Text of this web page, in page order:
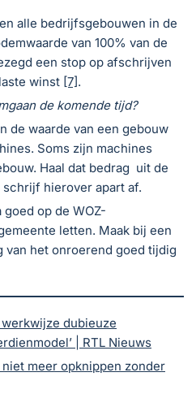
alle bedrijfsgebouwen in de
van 100% van de
een stop op afschrijven
winst [7].
de komende tijd?
de waarde van een gebouw
Soms zijn machines
Haal dat bedrag uit de
hierover apart af.
op de WOZ-
letten. Maak bij een
van het onroerend goed tijdig
dubieuze
| RTL Nieuws
niet meer opknippen zonder